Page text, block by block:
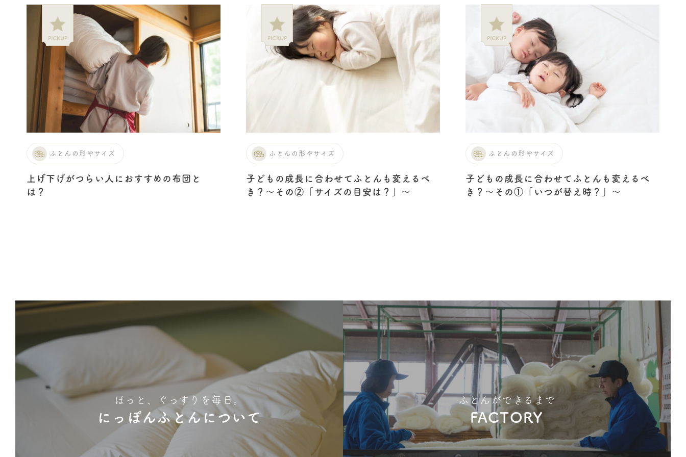
ふとんの形やサイズ
上げ下げがつらい人におすすめの布団と
は？
ふとんの形やサイズ
子どもの成長に合わせてふとんも変えるべ
き？〜その②「サイズの目安は？」〜
ふとんの形やサイズ
子どもの成長に合わせてふとんも変えるべ
き？〜その①「いつが替え時？」〜
ほっと、ぐっすりを毎日。
にっぽんふとんについて
ふとんができるまで
FACTORY